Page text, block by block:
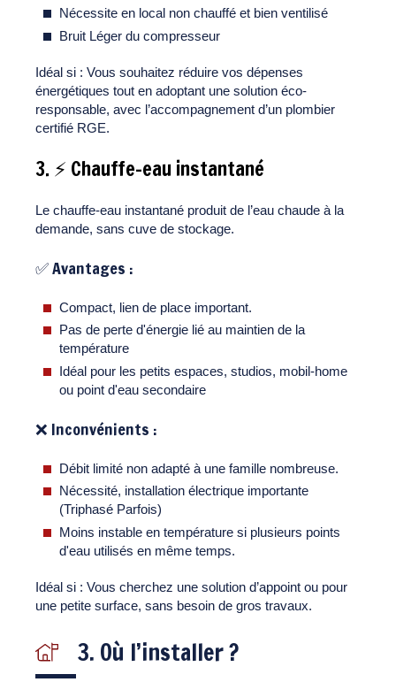
Nécessite en local non chauffé et bien ventilisé
Bruit Léger du compresseur
Idéal si : Vous souhaitez réduire vos dépenses
énergétiques tout en adoptant une solution éco-
responsable, avec l’accompagnement d’un plombier
certifié RGE.
3. ⚡ Chauffe-eau instantané
Le chauffe-eau instantané produit de l’eau chaude à la
demande, sans cuve de stockage.
✅ Avantages :
Compact, lien de place important.
Pas de perte d'énergie lié au maintien de la
température
Idéal pour les petits espaces, studios, mobil-home
ou point d'eau secondaire
❌ Inconvénients :
Débit limité non adapté à une famille nombreuse.
Nécessité, installation électrique importante
(Triphasé Parfois)
Moins instable en température si plusieurs points
d'eau utilisés en même temps.
Idéal si : Vous cherchez une solution d’appoint ou pour
une petite surface, sans besoin de gros travaux.
3. Où l’installer ?